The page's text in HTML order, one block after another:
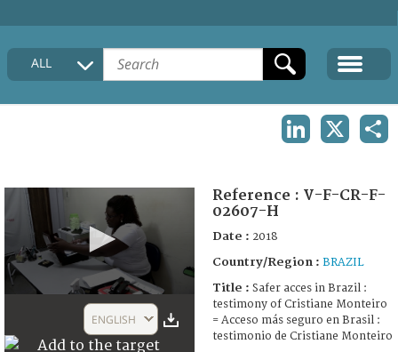
HOME
COLLECTIONS DESCRIPTION
ALL
44
ENGLISH
Reference : V-F-CR-F-
02607-H
Date : 2018
Country/Region : BRAZIL
Title : Safer acces in Brazil :
testimony of Cristiane Monteiro
= Acceso más seguro en Brasil :
testimonio de Cristiane Monteiro